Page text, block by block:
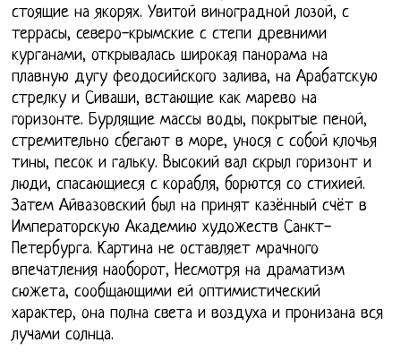
стоящие на якорях. Увитой виноградной лозой, с
террасы, северо-крымские с степи древними
курганами, открывалась широкая панорама на
плавную дугу феодосийского залива, на Арабатскую
стрелку и Сиваши, встающие как марево на
горизонте. Бурлящие массы воды, покрытые пеной,
стремительно сбегают в море, унося с собой клочья
тины, песок и гальку. Высокий вал скрыл горизонт и
люди, спасающиеся с корабля, борются со стихией.
Затем Айвазовский был на принят казённый счёт в
Императорскую Академию художеств Санкт-
Петербурга. Картина не оставляет мрачного
впечатления наоборот, Несмотря на драматизм
сюжета, сообщающими ей оптимистический
характер, она полна света и воздуха и пронизана вся
лучами солнца.